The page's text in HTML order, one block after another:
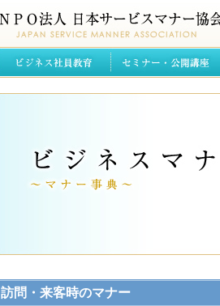
訪問・来客時のマナー